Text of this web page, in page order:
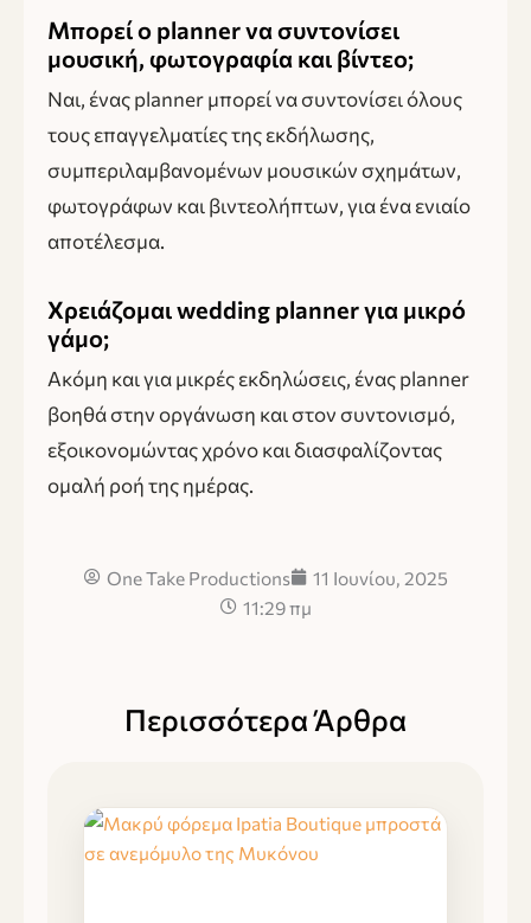
Μπορεί ο planner να συντονίσει
μουσική, φωτογραφία και βίντεο;
Ναι, ένας planner μπορεί να συντονίσει όλους
τους επαγγελματίες της εκδήλωσης,
συμπεριλαμβανομένων μουσικών σχημάτων,
φωτογράφων και βιντεολήπτων, για ένα ενιαίο
αποτέλεσμα.
Χρειάζομαι wedding planner για μικρό
γάμο;
Ακόμη και για μικρές εκδηλώσεις, ένας planner
βοηθά στην οργάνωση και στον συντονισμό,
εξοικονομώντας χρόνο και διασφαλίζοντας
ομαλή ροή της ημέρας.
One Take Productions
11 Ιουνίου, 2025
11:29 πμ
Περισσότερα Άρθρα